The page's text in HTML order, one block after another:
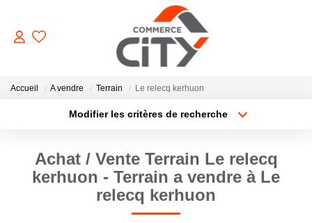
ACHETER
LOUER
ESTIMER
Accueil A vendre Terrain Le relecq kerhuon
Modifier les critères de recherche
Sélectionnez...
Type de bien
Achat / Vente Terrain Le relecq
kerhuon - Terrain a vendre à Le
relecq kerhuon